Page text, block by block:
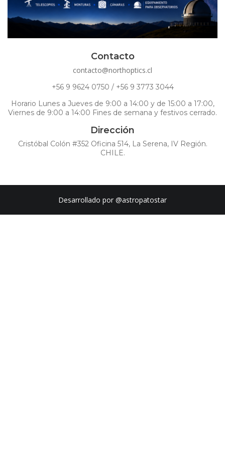
Contacto
contacto@northoptics.cl
+56 9 9624 0750 / +56 9 3773 3044
Horario Lunes a Jueves de 9:00 a 14:00 y de 15:00 a 17:00,
Viernes de 9:00 a 14:00 Fines de semana y festivos cerrado.
Dirección
Cristóbal Colón #352 Oficina 514, La Serena, IV Región.
CHILE.
Desarrollado por @astropatostar